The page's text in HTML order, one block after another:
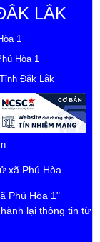
LẮK
1
Hòa 1
Đắk Lắk
xã Phú Hòa .
Phú Hòa 1"
lại thông tin từ